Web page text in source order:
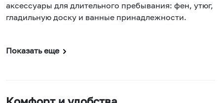
аксессуары для длительного пребывания: фен, утюг,
гладильную доску и ванные принадлежности.
Показать еще